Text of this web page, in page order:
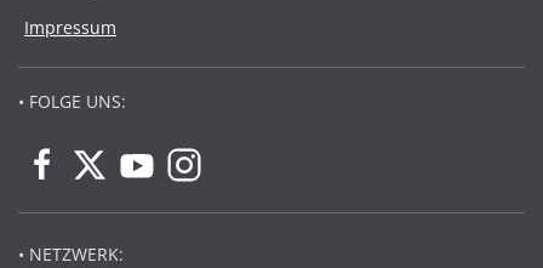
Impressum
• FOLGE UNS:
• NETZWERK: